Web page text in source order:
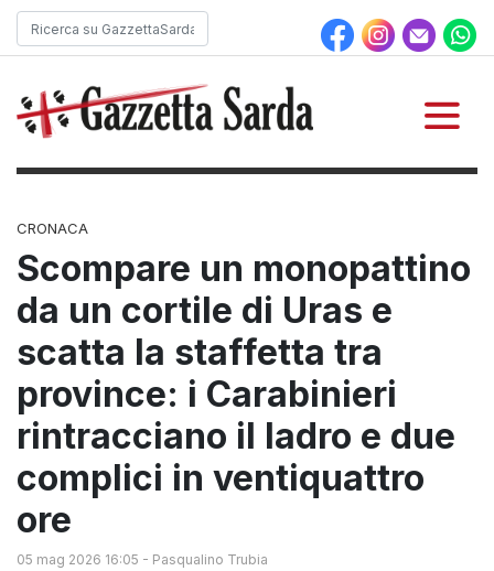
CRONACA
Scompare un monopattino
da un cortile di Uras e
scatta la staffetta tra
province: i Carabinieri
rintracciano il ladro e due
complici in ventiquattro
ore
05 mag 2026 16:05 - Pasqualino Trubia